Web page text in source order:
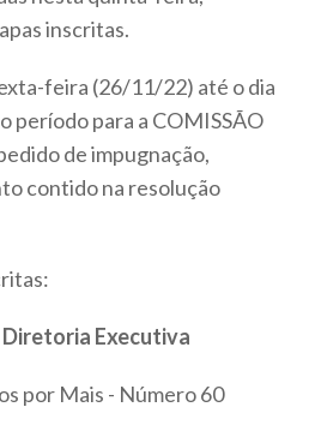
inscritas.
feira (26/11/22) até o dia
período para a COMISSÃO
de impugnação,
contido na resolução
Executiva
por Mais - Número 60